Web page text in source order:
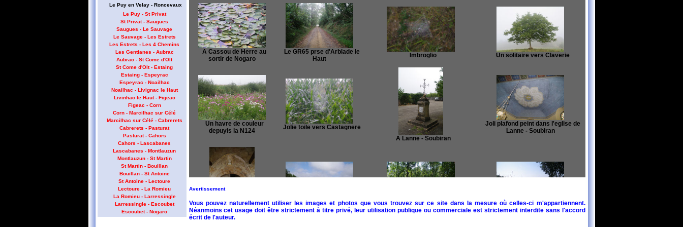
Le Puy en Velay - Roncevaux
Le Puy - St Privat
St Privat - Saugues
Saugues - Le Sauvage
Le Sauvage - Les Estrets
Les Estrets - Les 4 Chemins
Les Gentianes - Aubrac
Aubrac - St Come d'Olt
St Come d'Olt - Estaing
Estaing - Espeyrac
Espeyrac - Noailhac
Noailhac - Livignac le Haut
Livinhac le Haut - Figeac
Figeac - Corn
Corn - Marcilhac sur Célé
Marcilhac sur Célé - Cabrerets
Cabrerets - Pasturat
Pasturat - Cahors
Cahors - Lascabanes
Lascabanes - Montlauzun
Montlauzun - St Martin
St Martin - Bouillan
Bouillan - St Antoine
St Antoine - Lectoure
Lectoure - La Romieu
La Romieu - Larressingle
Larressingle - Escoubet
Escoubet - Nogaro
A Cassou de Herre au
sortir de Nogaro
Le GR65 prse d'Arblade le
Haut
Imbroglio Un solitaire vers Claverie
Un havre de couleur
depuyis la N124
Jolie toile vers Castagnere
A Lanne - Soubiran
Joli plafond peint dans l'eglise de
Lanne - Soubiran
La porte de l'eglise de
Le GR65 vers Lande des Bois Le GR65 dans les bois a Rigade Le GR65 vers Pelauquet
Avertissement
Vous pouvez naturellement utiliser les images et photos que vous trouvez sur ce site dans la mesure où celles-ci m'appartiennent.
Néanmoins cet usage doit être strictement à titre privé, leur utilisation publique ou commerciale est strictement interdite sans l'accord
écrit de l'auteur.